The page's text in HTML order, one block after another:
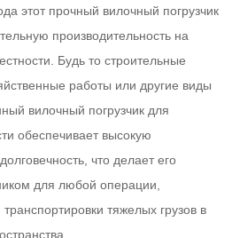
этот прочный вилочный погрузчик
производительность на
Будь то строительные
работы или другие виды
вилочный погрузчик для
обеспечивает высокую
что делает его
для любой операции,
тяжелых грузов в